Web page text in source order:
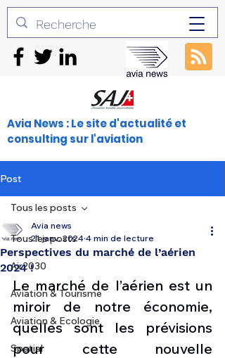
Avia News : Le site d'actualité et
consulting sur l'aviation
Post
Tous les posts
Air2030
Aviation & Tourisme
Aviation & Ecologie
Spatial
Tous les posts
Perspectives du marché de l’aérien
2024 !
Avia news
21 janv. 2024 4 min de lecture
Le marché de l’aérien est un
miroir de notre économie,
quelles sont les prévisions
pour cette nouvelle